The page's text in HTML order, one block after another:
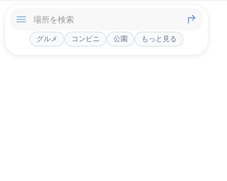
グルメ コンビニ 公園 もっと見る